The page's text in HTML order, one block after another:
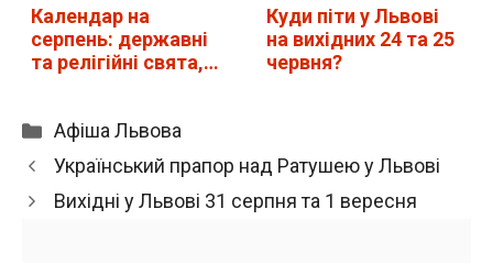
Календар на
серпень: державні
та релігійні свята,…
Куди піти у Львові
на вихідних 24 та 25
червня?
Категорії
Афіша Львова
Український прапор над Ратушею у Львові
Вихідні у Львові 31 серпня та 1 вересня